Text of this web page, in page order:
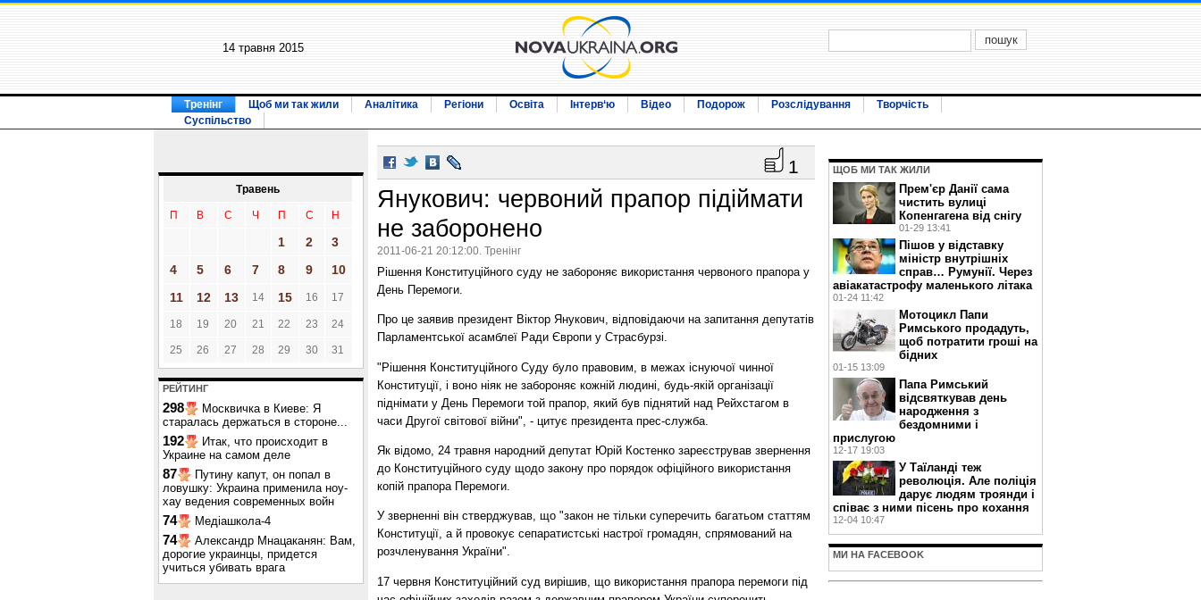
14 травня 2015
Тренінг Щоб ми так жили Аналітика Регіони Освіта Інтерв‘ю Відео Подорож Розслідування
Творчість
Суспільство
Травень
П В С Ч П С Н
1 2
3
4
5 6 7 8 9
10
11
12 13 14 15 16 17
18 19 20 21 22 23 24
25 26 27 28 29 30 31
РЕЙТИНГ
298
Москвичка в Киеве: Я
старалась держаться в стороне...
192
Итак, что происходит в
Украине на самом деле
87
Путину капут, он попал в
ловушку: Украина применила ноу-
хау ведения современных войн
74 Медіашкола-4
74
Александр Мнацаканян: Вам,
дорогие украинцы, придется
учиться убивать врага
1
Янукович: червоний прапор підіймати
не заборонено
2011-06-21 20:12:00. Тренінг
Рішення Конституційного суду не забороняє використання червоного прапора у
День Перемоги.
Про це заявив президент Віктор Янукович, відповідаючи на запитання депутатів
Парламентської асамблеї Ради Європи у Страсбурзі.
"Рішення Конституційного Суду було правовим, в межах існуючої чинної
Конституції, і воно ніяк не забороняє кожній людині, будь-якій організації
піднімати у День Перемоги той прапор, який був піднятий над Рейхстагом в
часи Другої світової війни", - цитує президента прес-служба.
Як відомо, 24 травня народний депутат Юрій Костенко зареєстрував звернення
до Конституційного суду щодо закону про порядок офіційного використання
копій прапора Перемоги.
У зверненні він стверджував, що "закон не тільки суперечить багатьом статтям
Конституції, а й провокує сепаратистські настрої громадян, спрямований на
розчленування України".
17 червня Конституційний суд вирішив, що використання прапора перемоги під
ЩОБ МИ ТАК ЖИЛИ
Прем'єр Данії сама
чистить вулиці
Копенгагена від снігу
01-29 13:41
Пішов у відставку
міністр внутрішніх
справ… Румунії. Через
авіакатастрофу маленького літака
01-24 11:42
Мотоцикл Папи
Римського продадуть,
щоб потратити гроші на
бідних
01-15 13:09
Папа Римський
відсвяткував день
народження з
бездомними і
прислугою
12-17 19:03
У Таїланді теж
революція. Але поліція
дарує людям троянди і
співає з ними пісень про кохання
12-04 10:47
МИ НА FACEBOOK